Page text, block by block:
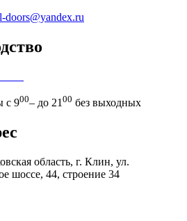
doors@yandex.ru
с 900– до 21 00 без выходных
область, г. Клин, ул.
шоссе, 44, строение 34